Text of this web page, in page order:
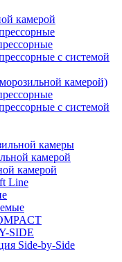
камерой
с системой
камерой)
с системой
камеры
камерой
камерой
Line
SIDE
Side-by-Side